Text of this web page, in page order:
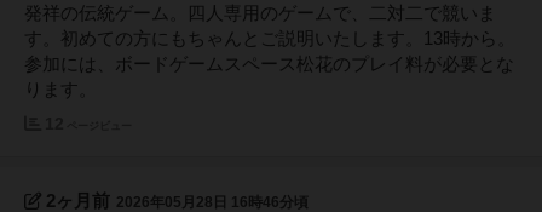
発祥の伝統ゲーム。四人専用のゲームで、二対二で競いま
す。初めての方にもちゃんとご説明いたします。13時から。
参加には、ボードゲームスペース松花のプレイ料が必要とな
ります。
2ヶ月前 2026年05月28日 16時46分頃